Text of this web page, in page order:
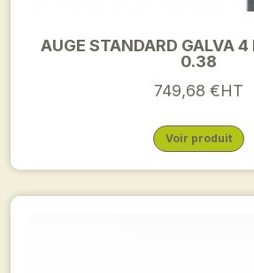
AUGE STANDARD GALVA
0.38
749,68 €HT
Voir produit